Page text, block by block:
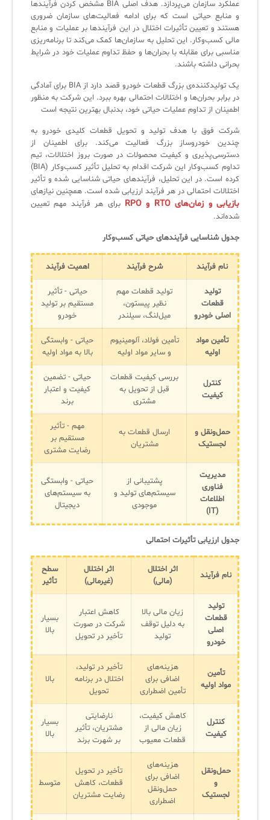
عملکرد سازمان می‌پردازد. هدف اصلی BIA مشخص کردن فرآیندها
و منابع حیاتی است که برای ادامه فعالیت‌های سازمان ضروری
هستند و تعیین تأثیرات اختلال در این فرآیندها بر عملیات و منابع
مالی کسب‌وکار. این تحلیل به سازمان‌ها کمک می‌کند تا برنامه‌ریزی
مناسبی برای مقابله با بحران‌ها و حفظ تداوم عملیات خود در شرایط
بحرانی داشته باشند.
یک تولیدکننده‌ی بزرگ قطعات خودرو قصد دارد از BIA برای آمادگی
در برابر بحران‌ها و اختلالات احتمالی بهره ببرد. این شرکت به منظور
اطمینان از تداوم عملیات حیاتی خود، بدنبال بهترین نتیجه است
شرکت فوق با هدف تولید و تحویل قطعات کلیدی خودرو به
چندین خودروساز بزرگ فعالیت می‌کند. برای اطمینان از
دسترسی‌پذیری و کیفیت محصولات در صورت بروز اختلالات، تیم
تداوم کسب‌وکار این شرکت اقدام به تحلیل تأثیر کسب‌وکار (BIA)
کرده است. در این تحلیل، فرآیندهای حیاتی شناسایی شده و تأثیر
اختلالات احتمالی در هر فرآیند ارزیابی شده است. همچنین نیازهای
بازیابی و زمان‌های RTO و RPO
برای هر فرآیند مهم تعیین
شده‌اند.
جدول شناسایی فرآیندهای حیاتی کسب‌وکار
نام فرآیند شرح فرآیند اهمیت فرآیند
تولید
قطعات
اصلی خودرو
تولید قطعات مهم
نظیر پیستون،
میل‌لنگ، سیلندر
حیاتی - تأثیر
مستقیم بر تولید
خودرو
تأمین مواد
اولیه
تأمین فولاد، آلومینیوم
و سایر مواد اولیه
حیاتی - وابستگی
بالا به مواد اولیه
کنترل
کیفیت
بررسی کیفیت قطعات
قبل از تحویل به
مشتری
حیاتی - تضمین
کیفیت و اعتبار
برند
حمل‌ونقل و
لجستیک
ارسال قطعات به
مشتریان
مهم - تأثیر
مستقیم بر
رضایت مشتری
مدیریت
فناوری
اطلاعات
(IT)
پشتیبانی از
سیستم‌های تولید و
موجودی
حیاتی - وابستگی
به سیستم‌های
دیجیتال
جدول ارزیابی تأثیرات احتمالی
نام فرآیند
اثر اختلال
(مالی)
اثر اختلال
(غیرمالی)
سطح
تأثیر
تولید
قطعات
اصلی
خودرو
زیان مالی بالا
به دلیل توقف
تولید
کاهش اعتبار
شرکت در صورت
تأخیر در تحویل
بسیار
بالا
تأمین
مواد اولیه
هزینه‌های
اضافی برای
تأمین اضطراری
تأخیر در تولید،
اختلال در برنامه
تحویل
بالا
کنترل
کیفیت
کاهش کیفیت،
زیان مالی از
قطعات معیوب
نارضایتی
مشتریان، تأثیر
بر شهرت برند
بسیار
بالا
حمل‌ونقل
و
لجستیک
هزینه‌های
اضافی برای
حمل‌ونقل
اضطراری
تأخیر در تحویل
قطعات، کاهش
رضایت مشتریان
متوسط
✦
مدیریت خدمات سازمانی
سرویس دسک پلاس MSP
اندپوینت سنترال [سامانه مدیریت نقاط پایانی]
AD360
◆
Log360 ابزار SIEM
سامانه مدیریت امنیت اطلاعات
✧
سلف سرویس کاربران
سامانه مدیریت دارایی‌ها [Asset Explorer]
سامانه مدیریت پشتیبانی مشتریان
DDI
◉
ManageEngine Malware Protection Plus
سامانه مدیریت دسترسی ممتاز
سامانه مدیریت و مانیتورینگ شبکه
سامانه آزمون آنلاین
✦
مدیریت خدمات منابع انسانی
CIs Control
مجموعه راهکارهای آیناک
✦
آموزش سیستم مدیریت خدمات فناوری اطلاعات
نکته‌های کلیدی برای مدیر انفورماتیک
آموزش‌ ویدیویی مفاهیم سرویس دسک
ITIL & SDP
◆
آموزش فارسی ITIL4
آرشیو دانلودهای مدانت
لیست دوره‌ها
مقالات آموزشی